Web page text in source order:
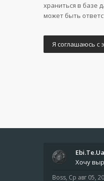
храниться в базе
может быть
Ebi.Te.Ua
Boss, Ср авг 05,